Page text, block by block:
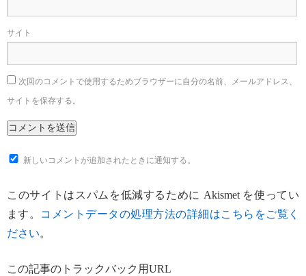
サイト
次回のコメントで使用するためブラウザーに自分の名前、メールアドレス、
サイトを保存する。
新しいコメントが追加されたときに通知する。
このサイトはスパムを低減するために Akismet を使ってい
ます。 コメントデータの処理方法の詳細はこちらをご覧く
ださい。
この記事のトラックバック用URL